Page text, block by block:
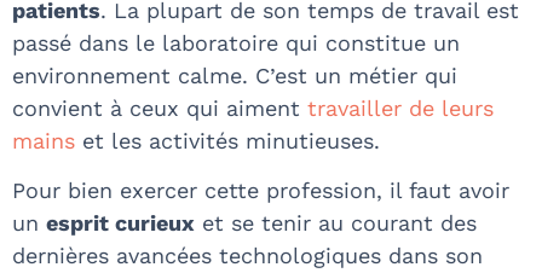
patients. La plupart de son temps de travail est
passé dans le laboratoire qui constitue un
environnement calme. C’est un métier qui
convient à ceux qui aiment travailler de leurs
mains et les activités minutieuses.
Pour bien exercer cette profession, il faut avoir
un esprit curieux et se tenir au courant des
dernières avancées technologiques dans son